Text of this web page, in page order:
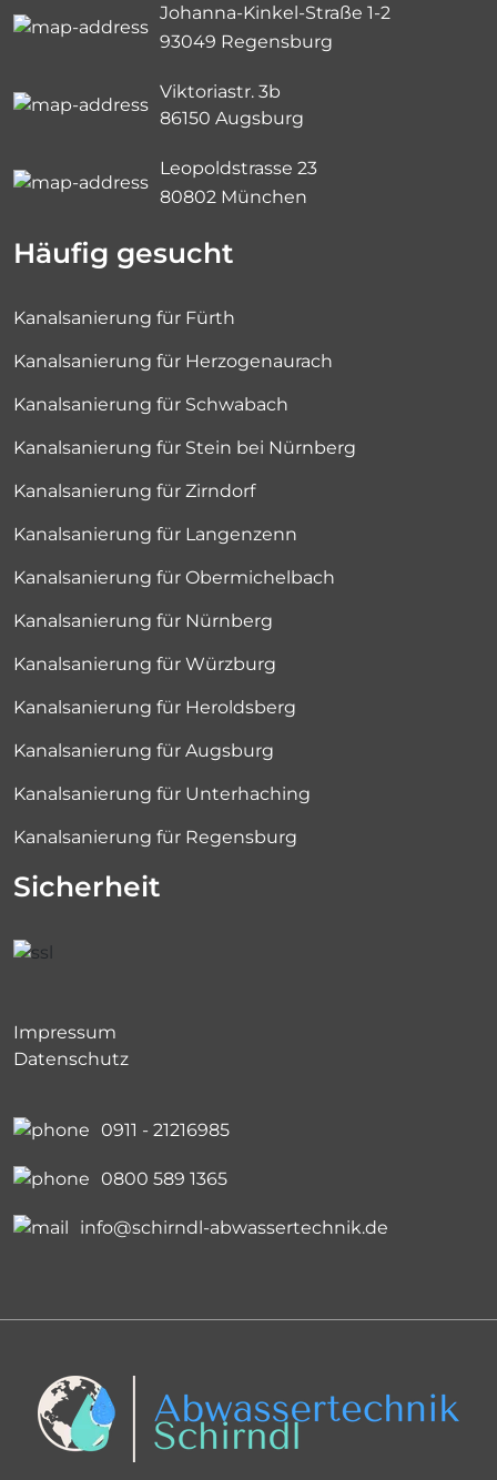
Johanna-Kinkel-Straße 1-2
93049 Regensburg
Viktoriastr. 3b
86150 Augsburg
Leopoldstrasse 23
80802 München
Häufig gesucht
Kanalsanierung für Fürth
Kanalsanierung für Herzogenaurach
Kanalsanierung für Schwabach
Kanalsanierung für Stein bei Nürnberg
Kanalsanierung für Zirndorf
Kanalsanierung für Langenzenn
Kanalsanierung für Obermichelbach
Kanalsanierung für Nürnberg
Kanalsanierung für Würzburg
Kanalsanierung für Heroldsberg
Kanalsanierung für Augsburg
Kanalsanierung für Unterhaching
Kanalsanierung für Regensburg
Sicherheit
Impressum
Datenschutz
0911 - 21216985
0800 589 1365
info@schirndl-abwassertechnik.de